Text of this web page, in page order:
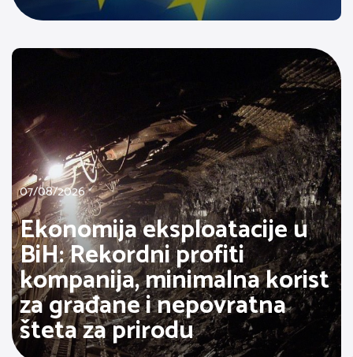
07/08/2026
Ekonomija eksploatacije u
BiH: Rekordni profiti
kompanija, minimalna korist
za građane i nepovratna
šteta za prirodu